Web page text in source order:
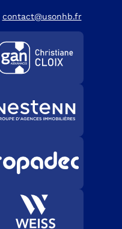
contact@usonhb.fr